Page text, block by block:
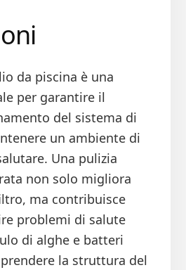
da piscina è una
per garantire il
del sistema di
un ambiente di
Una pulizia
non solo migliora
ma contribuisce
problemi di salute
di alghe e batteri
la struttura del